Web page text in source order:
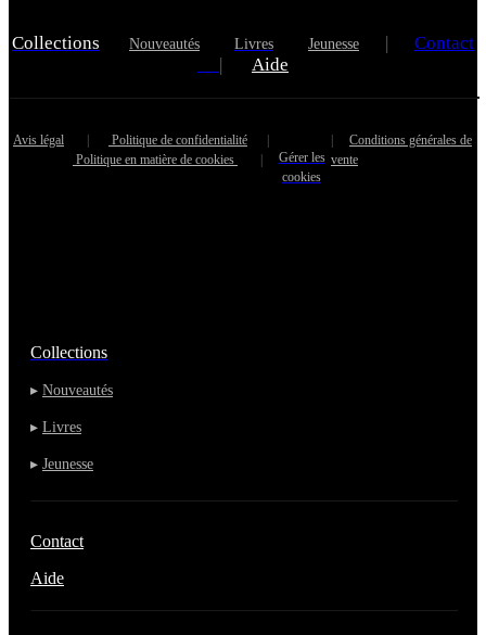
Collections Nouveautés Livres Jeunesse |
Contact
|
Aide
Avis légal | Politique de confidentialité
|
Politique en matière de cookies
|
Gérer les
cookies
| Conditions générales de
vente
Collections
▸ Nouveautés
▸ Livres
▸ Jeunesse
Contact
Aide